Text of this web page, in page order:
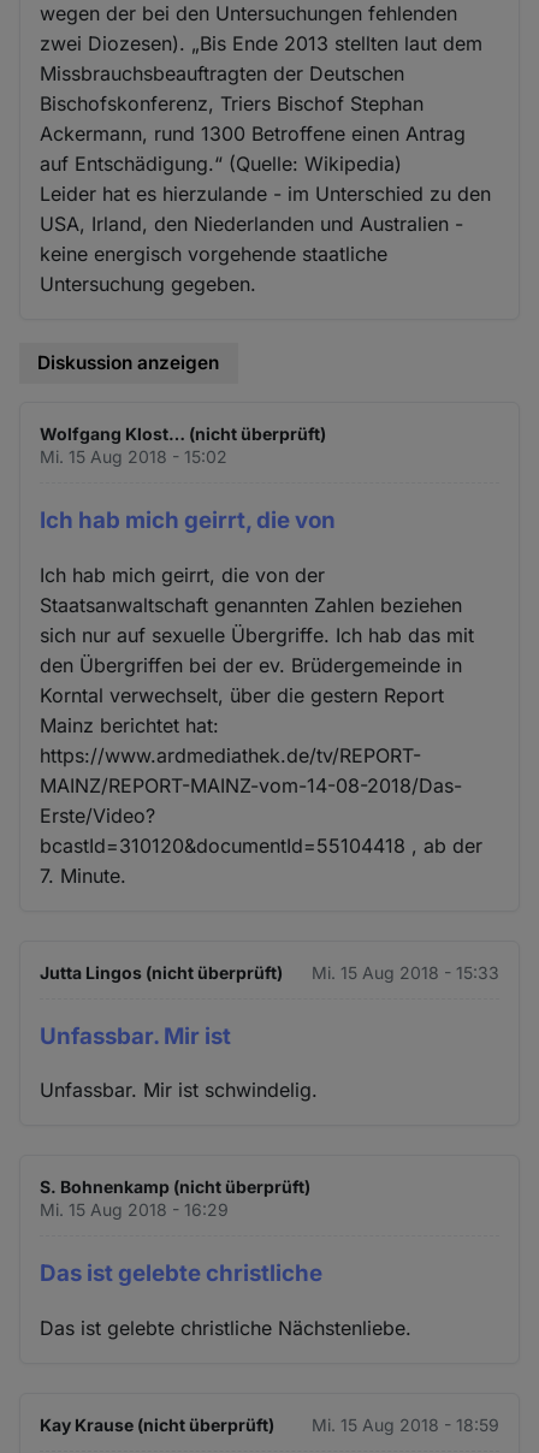
wegen der bei den Untersuchungen fehlenden
zwei Diozesen). „Bis Ende 2013 stellten laut dem
Missbrauchsbeauftragten der Deutschen
Bischofskonferenz, Triers Bischof Stephan
Ackermann, rund 1300 Betroffene einen Antrag
auf Entschädigung.“ (Quelle: Wikipedia)
Leider hat es hierzulande - im Unterschied zu den
USA, Irland, den Niederlanden und Australien -
keine energisch vorgehende staatliche
Untersuchung gegeben.
Diskussion anzeigen
Wolfgang Klost… (nicht überprüft)
Mi. 15 Aug 2018 - 15:02
Ich hab mich geirrt, die von
Ich hab mich geirrt, die von der
Staatsanwaltschaft genannten Zahlen beziehen
sich nur auf sexuelle Übergriffe. Ich hab das mit
den Übergriffen bei der ev. Brüdergemeinde in
Korntal verwechselt, über die gestern Report
Mainz berichtet hat:
https://www.ardmediathek.de/tv/REPORT-
MAINZ/REPORT-MAINZ-vom-14-08-2018/Das-
Erste/Video?
bcastId=310120&documentId=55104418 , ab der
7. Minute.
Jutta Lingos (nicht überprüft) Mi. 15 Aug 2018 - 15:33
Unfassbar. Mir ist
Unfassbar. Mir ist schwindelig.
S. Bohnenkamp (nicht überprüft)
Mi. 15 Aug 2018 - 16:29
Das ist gelebte christliche
Das ist gelebte christliche Nächstenliebe.
Kay Krause (nicht überprüft) Mi. 15 Aug 2018 - 18:59